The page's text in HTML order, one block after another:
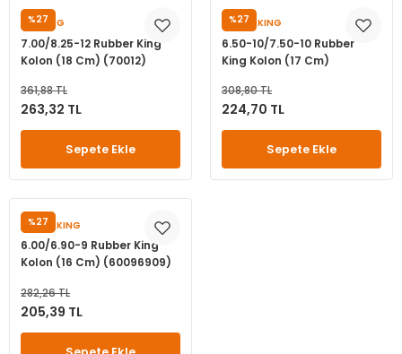
%27
TIREKING
7.00/8.25-12 Rubber King
Kolon (18 Cm) (70012)
361,88 TL
263,32 TL
Sepete Ekle
%27
RUBBERKING
6.50-10/7.50-10 Rubber
King Kolon (17 Cm)
308,80 TL
224,70 TL
Sepete Ekle
%27
RUBBERKING
6.00/6.90-9 Rubber King
Kolon (16 Cm) (60096909)
282,26 TL
205,39 TL